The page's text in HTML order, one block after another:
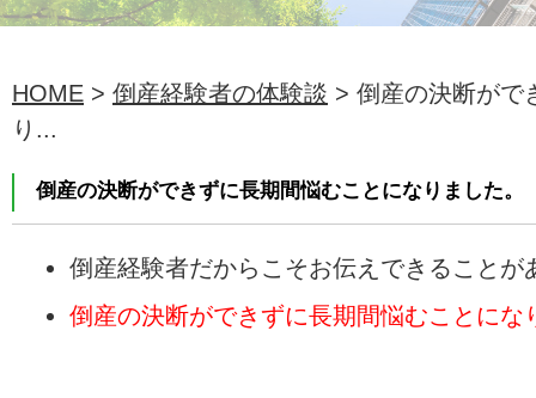
HOME > 倒産経験者の体験談 > 倒産の決断がで
り...
倒産の決断ができずに長期間悩むことになりました。
倒産経験者だからこそお伝えできることが
倒産の決断ができずに長期間悩むことにな